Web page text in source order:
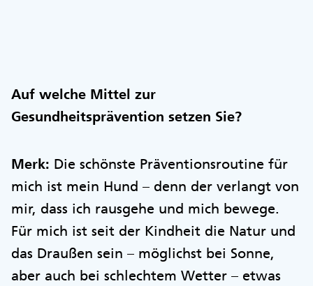
Auf welche Mittel zur
Gesundheitsprävention setzen Sie?
Merk: Die schönste Präventionsroutine für
mich ist mein Hund – denn der verlangt von
mir, dass ich rausgehe und mich bewege.
Für mich ist seit der Kindheit die Natur und
das Draußen sein – möglichst bei Sonne,
aber auch bei schlechtem Wetter – etwas